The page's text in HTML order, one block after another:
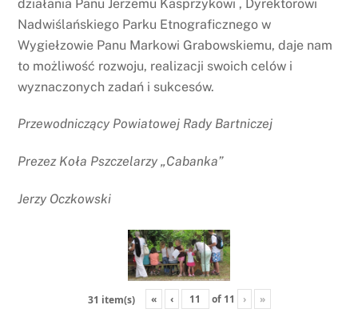
działania Panu Jerzemu Kasprzykowi , Dyrektorowi
Nadwiślańskiego Parku Etnograficznego w
Wygiełzowie Panu Markowi Grabowskiemu, daje nam
to możliwość rozwoju, realizacji swoich celów i
wyznaczonych zadań i sukcesów.
Przewodniczący Powiatowej Rady Bartniczej
Prezez Koła Pszczelarzy „Cabanka”
Jerzy Oczkowski
31 item(s) « ‹ of 11 › »